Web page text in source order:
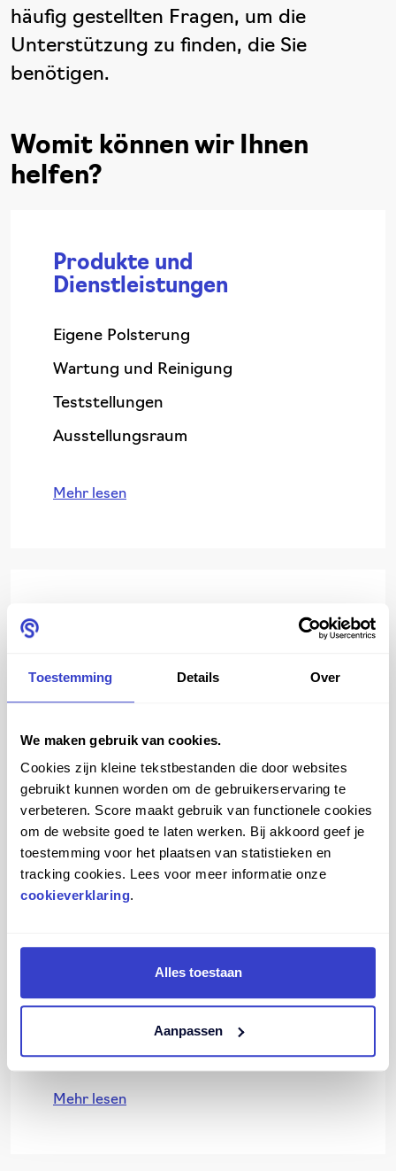
Toestemming Details Over
We maken gebruik van cookies.
Cookies zijn kleine tekstbestanden die door websites
gebruikt kunnen worden om de gebruikerservaring te
verbeteren. Score maakt gebruik van functionele cookies
om de website goed te laten werken. Bij akkoord geef je
toestemming voor het plaatsen van statistieken en
tracking cookies. Lees voor meer informatie onze
cookieverklaring.
Alles toestaan
Aanpassen
häufig gestellten Fragen, um die
Unterstützung zu finden, die Sie
benötigen.
Womit können wir Ihnen
helfen?
Produkte und
Dienstleistungen
Eigene Polsterung
Wartung und Reinigung
Teststellungen
Ausstellungsraum
Mehr lesen
Standard-Lieferprogramm
Schnelles Lieferprogramm
Erweitertes Lieferprogramm
Sonderanfertigungen / Projekte
Mehr lesen
Bestellvorgang Händler
Bestellvorgang für Verbraucher
Mehr lesen